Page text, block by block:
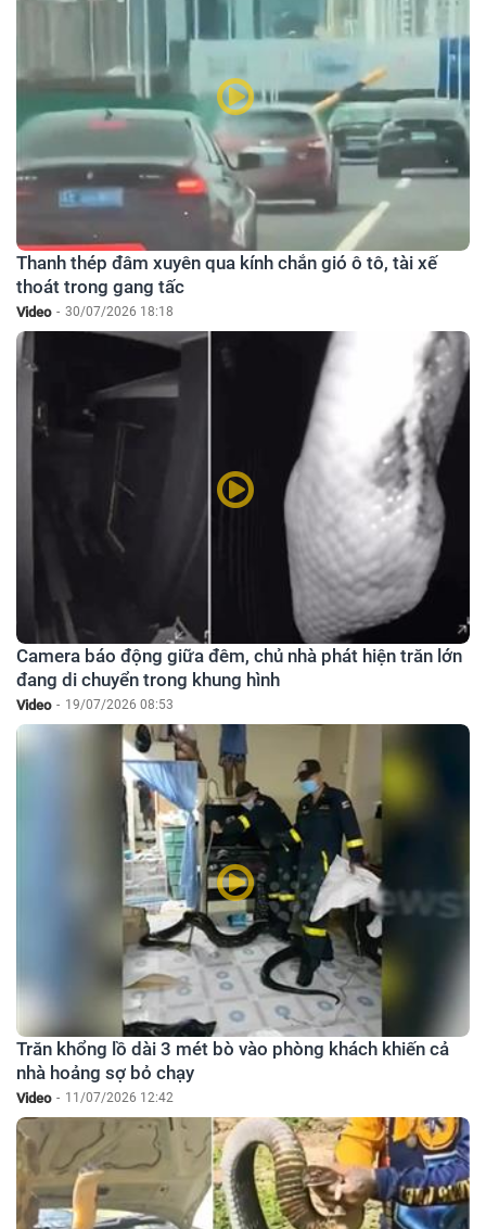
Thanh thép đâm xuyên qua kính chắn gió ô tô, tài xế
thoát trong gang tấc
Video - 30/07/2026 18:18
Camera báo động giữa đêm, chủ nhà phát hiện trăn lớn
đang di chuyển trong khung hình
Video - 19/07/2026 08:53
Trăn khổng lồ dài 3 mét bò vào phòng khách khiến cả
nhà hoảng sợ bỏ chạy
Video - 11/07/2026 12:42